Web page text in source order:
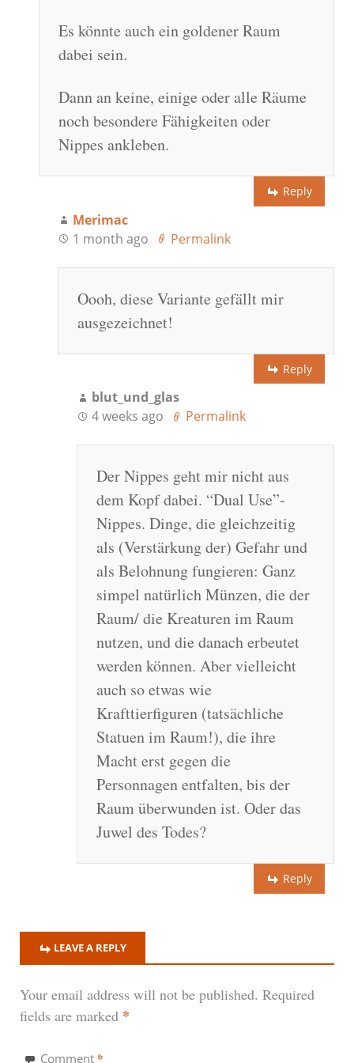
Es könnte auch ein goldener Raum
dabei sein.
Dann an keine, einige oder alle Räume
noch besondere Fähigkeiten oder
Nippes ankleben.
Reply
Merimac
1 month ago
Permalink
Oooh, diese Variante gefällt mir
ausgezeichnet!
Reply
blut_und_glas
4 weeks ago
Permalink
Der Nippes geht mir nicht aus
dem Kopf dabei. “Dual Use”-
Nippes. Dinge, die gleichzeitig
als (Verstärkung der) Gefahr und
als Belohnung fungieren: Ganz
simpel natürlich Münzen, die der
Raum/ die Kreaturen im Raum
nutzen, und die danach erbeutet
werden können. Aber vielleicht
auch so etwas wie
Krafttierfiguren (tatsächliche
Statuen im Raum!), die ihre
Macht erst gegen die
Personnagen entfalten, bis der
Raum überwunden ist. Oder das
Juwel des Todes?
Reply
LEAVE A REPLY
Your email address will not be published. Required
fields are marked *
Comment *